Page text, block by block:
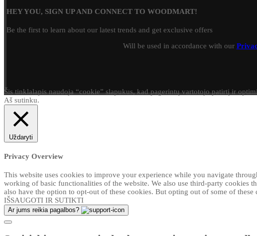
HEY YOU, SIGN UP AND CONNECT TO WOODMART!
Be the first to learn about our latest trends and get exclusive offers
Will be used in accordance with our
Šis tinklalapis naudoja “cookie” slapukus, kad pagerintų vartotojo patirtį ir
Aš sutinku.
Uždaryti
Privacy Overview
This website uses cookies to improve your experience while you navigate
working of basic functionalities of the website. We also use third-party cookies
also have the option to opt-out of these cookies. But opting out of some of
IŠSAUGOTI IR SUTIKTI
Ar jums reikia pagalbos?